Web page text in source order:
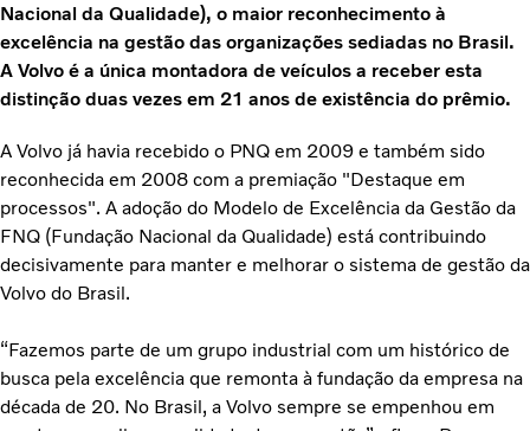
Nacional da Qualidade), o maior reconhecimento à
excelência na gestão das organizações sediadas no Brasil.
A Volvo é a única montadora de veículos a receber esta
distinção duas vezes em 21 anos de existência do prêmio.
A Volvo já havia recebido o PNQ em 2009 e também sido
reconhecida em 2008 com a premiação "Destaque em
processos". A adoção do Modelo de Excelência da Gestão da
FNQ (Fundação Nacional da Qualidade) está contribuindo
decisivamente para manter e melhorar o sistema de gestão da
Volvo do Brasil.
“Fazemos parte de um grupo industrial com um histórico de
busca pela excelência que remonta à fundação da empresa na
década de 20. No Brasil, a Volvo sempre se empenhou em